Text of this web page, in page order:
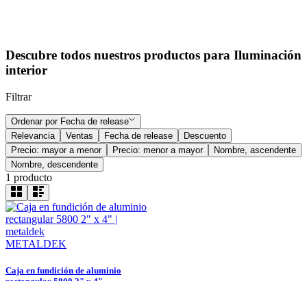
Descubre todos nuestros productos para Iluminación
interior
Filtrar
Ordenar por Fecha de release
Relevancia
Ventas Fecha de release
Descuento
Precio: mayor a menor
Precio: menor a mayor
Nombre, ascendente
Nombre, descendente
1 producto
METALDEK
Caja en fundición de aluminio